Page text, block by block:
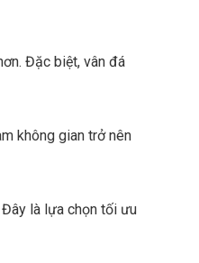
Đặc biệt, vân đá
không gian trở nên
là lựa chọn tối ưu